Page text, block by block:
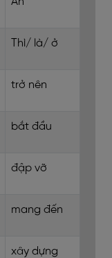
Thì/ là/ ở
trở nên
bắt đầu
đập vỡ
mang đến
xây dựng